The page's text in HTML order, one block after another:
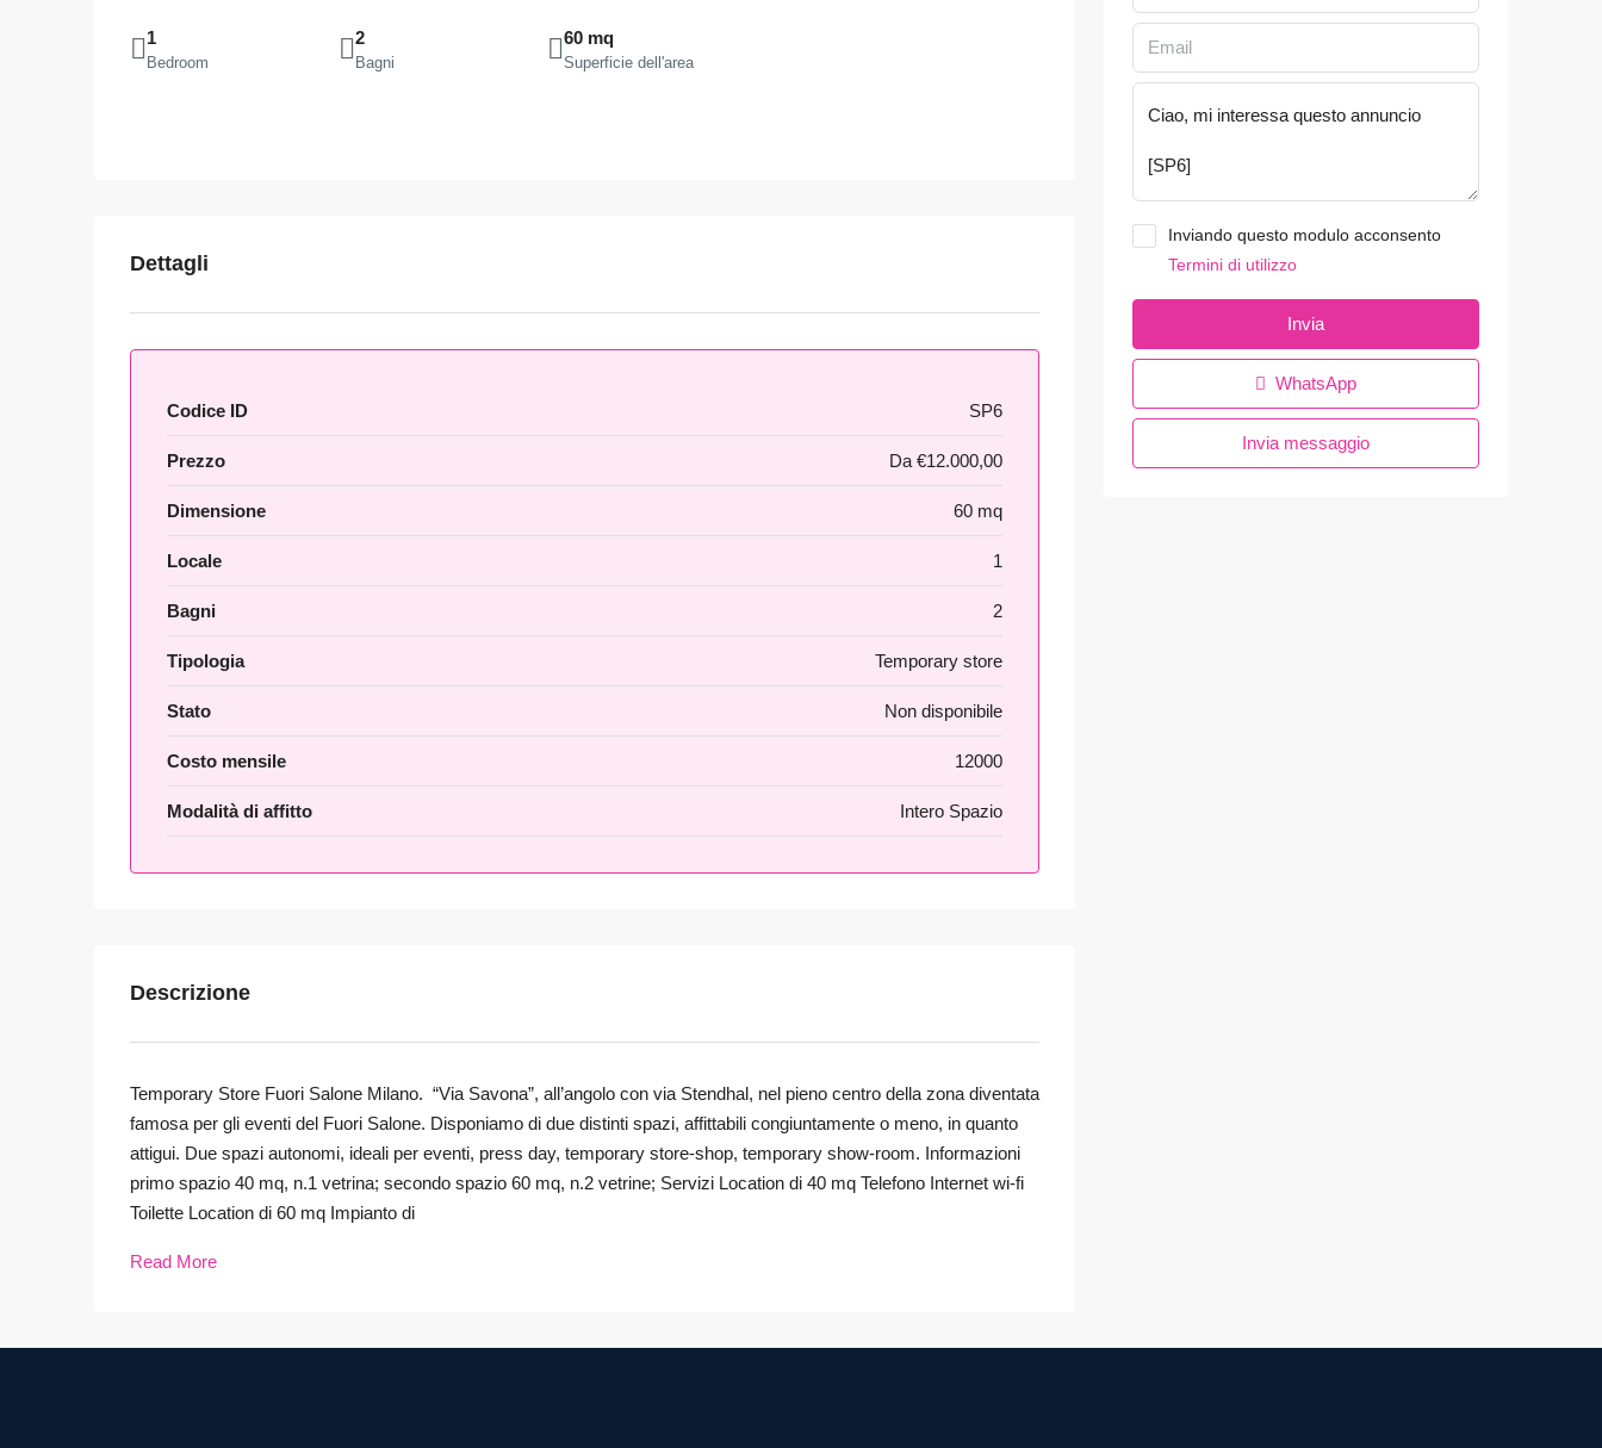
1
Bedroom
2
Bagni
60 mq
Superficie dell'area
Dettagli
Codice ID SP6
Prezzo Da €12.000,00
Dimensione 60 mq
Locale 1
Bagni 2
Tipologia Temporary store
Stato Non disponibile
Costo mensile 12000
Modalità di affitto Intero Spazio
Descrizione
Temporary Store Fuori Salone Milano. “Via Savona”, all’angolo con via Stendhal, nel pieno centro della zona diventata
famosa per gli eventi del Fuori Salone. Disponiamo di due distinti spazi, affittabili congiuntamente o meno, in quanto
attigui. Due spazi autonomi, ideali per eventi, press day, temporary store-shop, temporary show-room. Informazioni
primo spazio 40 mq, n.1 vetrina; secondo spazio 60 mq, n.2 vetrine; Servizi Location di 40 mq Telefono Internet wi-fi
Toilette Location di 60 mq Impianto di
Read More
Inviando questo modulo acconsento
Termini di utilizzo
Invia
WhatsApp
Invia messaggio